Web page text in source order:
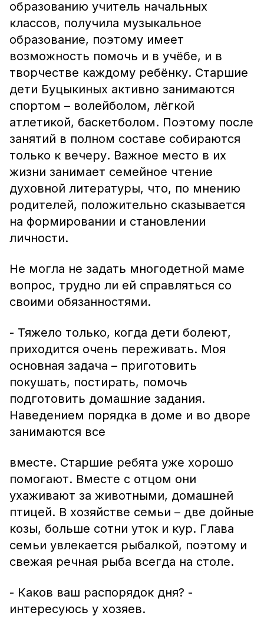
образованию учитель начальных
классов, получила музыкальное
образование, поэтому имеет
возможность помочь и в учёбе, и в
творчестве каждому ребёнку. Старшие
дети Буцыкиных активно занимаются
спортом – волейболом, лёгкой
атлетикой, баскетболом. Поэтому после
занятий в полном составе собираются
только к вечеру. Важное место в их
жизни занимает семейное чтение
духовной литературы, что, по мнению
родителей, положительно сказывается
на формировании и становлении
личности.
Не могла не задать многодетной маме
вопрос, трудно ли ей справляться со
своими обязанностями.
- Тяжело только, когда дети болеют,
приходится очень переживать. Моя
основная задача – приготовить
покушать, постирать, помочь
подготовить домашние задания.
Наведением порядка в доме и во дворе
занимаются все
вместе. Старшие ребята уже хорошо
помогают. Вместе с отцом они
ухаживают за животными, домашней
птицей. В хозяйстве семьи – две дойные
козы, больше сотни уток и кур. Глава
семьи увлекается рыбалкой, поэтому и
свежая речная рыба всегда на столе.
- Каков ваш распорядок дня? -
интересуюсь у хозяев.